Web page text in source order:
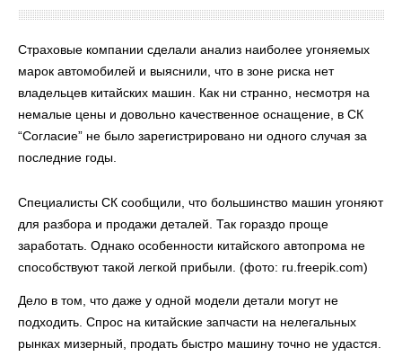
Страховые компании сделали анализ наиболее угоняемых
марок автомобилей и выяснили, что в зоне риска нет
владельцев китайских машин. Как ни странно, несмотря на
немалые цены и довольно качественное оснащение, в СК
“Согласие” не было зарегистрировано ни одного случая за
последние годы.
Специалисты СК сообщили, что большинство машин угоняют
для разбора и продажи деталей. Так гораздо проще
заработать. Однако особенности китайского автопрома не
способствуют такой легкой прибыли. (фото: ru.freepik.com)
Дело в том, что даже у одной модели детали могут не
подходить. Спрос на китайские запчасти на нелегальных
рынках мизерный, продать быстро машину точно не удастся.